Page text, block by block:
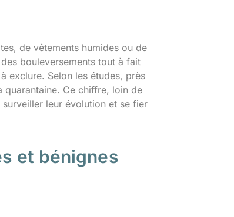
de vêtements humides ou de
bouleversements tout à fait
exclure. Selon les études, près
quarantaine. Ce chiffre, loin de
leur évolution et se fier
et bénignes